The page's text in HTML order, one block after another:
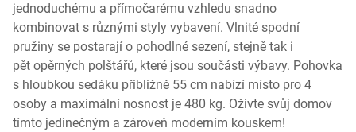
jednoduchému a přímočarému vzhledu snadno
kombinovat s různými styly vybavení. Vlnité spodní
pružiny se postarají o pohodlné sezení, stejně tak i
pět opěrných polštářů, které jsou součásti výbavy. Pohovka
s hloubkou sedáku přibližně 55 cm nabízí místo pro 4
osoby a maximální nosnost je 480 kg. Oživte svůj domov
tímto jedinečným a zároveň moderním kouskem!